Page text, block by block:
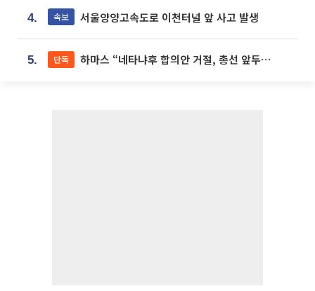
4. 속보 서울양양고속도로 이천터널 앞 사고 발생
5. 단독 하마스 “네타냐후 합의안 거절, 총선 앞두고 시간 끌기”